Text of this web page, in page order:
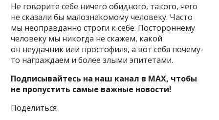
Не говорите себе ничего обидного, такого, чего
не сказали бы малознакомому человеку. Часто
мы неоправданно строги к себе. Постороннему
человеку мы никогда не скажем, какой
он неудачник или простофиля, а вот себя почему-
то награждаем и более злыми эпитетами.
Подписывайтесь на наш канал в MAX, чтобы
не пропустить самые важные новости!
Поделиться